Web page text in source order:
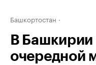
Башкортостан
В Башкирии
очередной